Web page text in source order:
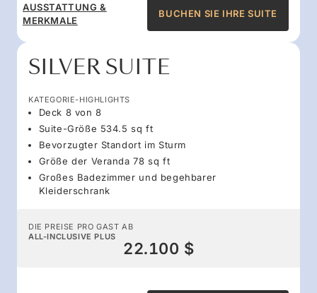
AUSSTATTUNG &
MERKMALE
BUCHEN SIE IHRE SUITE
SILVER SUITE
KATEGORIE-HIGHLIGHTS
Deck 8 von 8
Suite-Größe 534.5 sq ft
Bevorzugter Standort im Sturm
Größe der Veranda 78 sq ft
Großes Badezimmer und begehbarer
Kleiderschrank
DIE PREISE PRO GAST AB
ALL-INCLUSIVE PLUS
22.100 $